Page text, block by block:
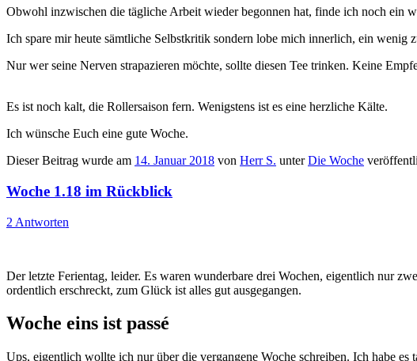
Obwohl inzwischen die tägliche Arbeit wieder begonnen hat, finde ich noch ein
Ich spare mir heute sämtliche Selbstkritik sondern lobe mich innerlich, ein wenig
Nur wer seine Nerven strapazieren möchte, sollte diesen Tee trinken. Keine
Es ist noch kalt, die Rollersaison fern. Wenigstens ist es eine herzliche Kälte.
Ich wünsche Euch eine gute Woche.
Dieser Beitrag wurde am 14. Januar 2018 von Herr S. unterDie Woche
Woche 1.18 im Rückblick
2 Antworten
Der letzte Ferientag, leider. Es waren wunderbare drei Wochen, eigentlich nur
ordentlich erschreckt, zum Glück ist alles gut ausgegangen.
Woche eins ist passé
Ups, eigentlich wollte ich nur über die vergangene Woche schreiben. Ich habe